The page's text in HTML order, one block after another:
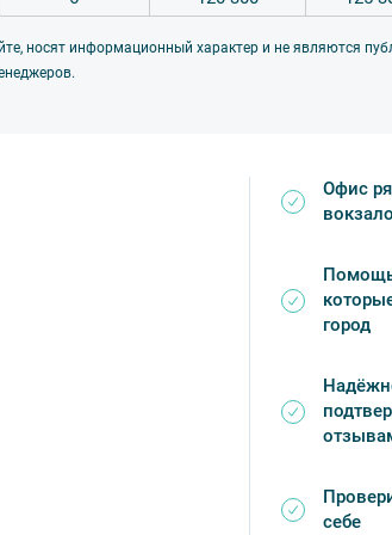
Санкт-Петербурге стоимость
носят информационный характер и не являются
Офис
город
себе